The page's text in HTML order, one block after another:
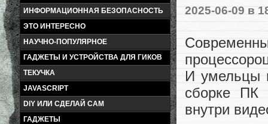
ИНФОРМАЦИОННАЯ БЕЗОПАСНОСТЬ
ЭТО ИНТЕРЕСНО
НАУЧНО-ПОПУЛЯРНОЕ
ГАДЖЕТЫ И УСТРОЙСТВА ДЛЯ ГИКОВ
ТЕКУЧКА
JAVASCRIPT
DIY ИЛИ СДЕЛАЙ САМ
ГАДЖЕТЫ
2025-06-09 в
И умельцы
сборке ПК
внутри